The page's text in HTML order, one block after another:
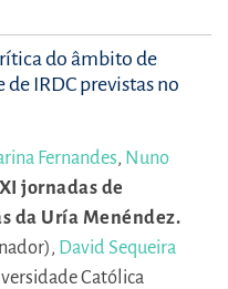
do âmbito de
de IRDC previstas no
Fernandes, Nuno
jornadas de
da Uría Menéndez.
David Sequeira
Católica